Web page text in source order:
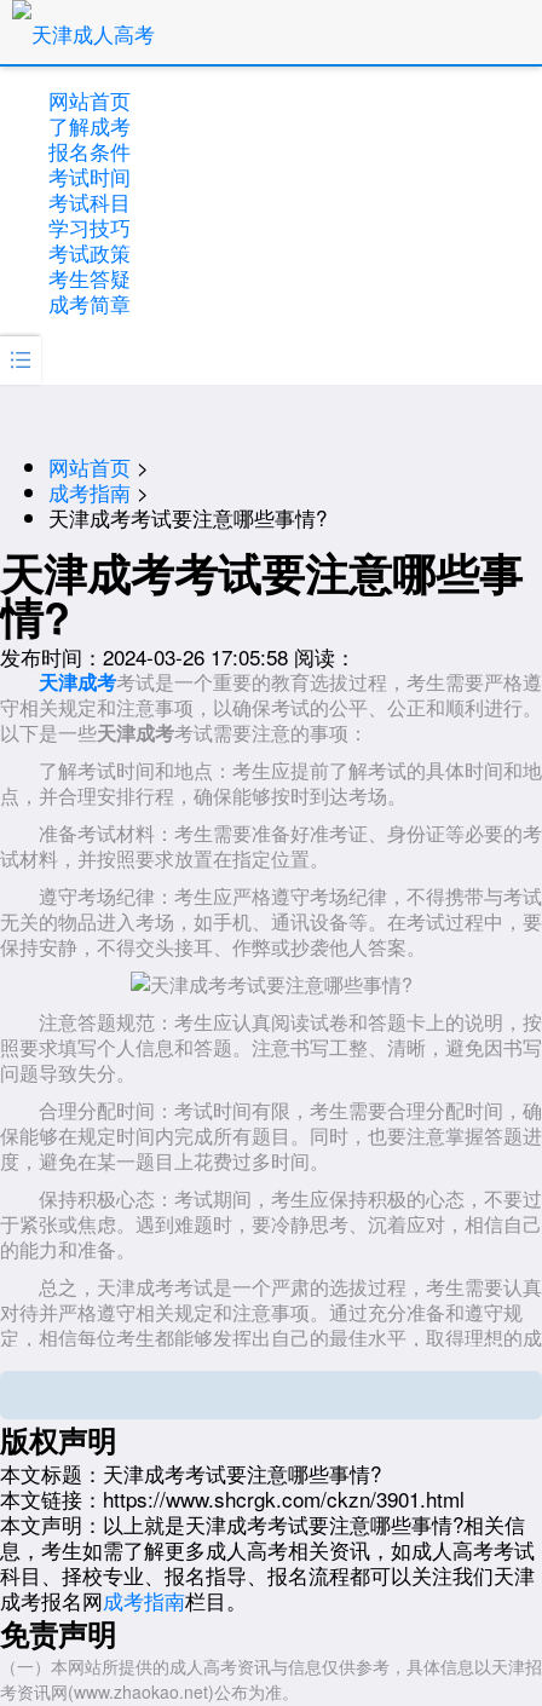
网站首页
了解成考
报名条件
考试时间
考试科目
学习技巧
考试政策
考生答疑
成考简章

网站首页 >
成考指南 >
天津成考考试要注意哪些事情?
天津成考考试要注意哪些事
情?
发布时间：2024-03-26 17:05:58 阅读：
天津成考考试是一个重要的教育选拔过程，考生需要严格遵
守相关规定和注意事项，以确保考试的公平、公正和顺利进行。
以下是一些天津成考考试需要注意的事项：
了解考试时间和地点：考生应提前了解考试的具体时间和地
点，并合理安排行程，确保能够按时到达考场。
准备考试材料：考生需要准备好准考证、身份证等必要的考
试材料，并按照要求放置在指定位置。
遵守考场纪律：考生应严格遵守考场纪律，不得携带与考试
无关的物品进入考场，如手机、通讯设备等。在考试过程中，要
保持安静，不得交头接耳、作弊或抄袭他人答案。
注意答题规范：考生应认真阅读试卷和答题卡上的说明，按
照要求填写个人信息和答题。注意书写工整、清晰，避免因书写
问题导致失分。
合理分配时间：考试时间有限，考生需要合理分配时间，确
保能够在规定时间内完成所有题目。同时，也要注意掌握答题进
度，避免在某一题目上花费过多时间。
保持积极心态：考试期间，考生应保持积极的心态，不要过
于紧张或焦虑。遇到难题时，要冷静思考、沉着应对，相信自己
的能力和准备。
总之，天津成考考试是一个严肃的选拔过程，考生需要认真
对待并严格遵守相关规定和注意事项。通过充分准备和遵守规
定，相信每位考生都能够发挥出自己的最佳水平，取得理想的成
进行报名，填写相关信息后，会有老师主动联系核对信息，也可
以和老师一对一交流实际情况，老师会给出相应的学历提升规
划。
展开全文
版权声明
本文标题： 天津成考考试要注意哪些事情?
本文链接： https://www.shcrgk.com/ckzn/3901.html
本文声明： 以上就是天津成考考试要注意哪些事情?相关信
息，考生如需了解更多成人高考相关资讯，如成人高考考试
科目、择校专业、报名指导、报名流程都可以关注我们天津
成考报名网成考指南栏目。
免责声明
（一）本网站所提供的成人高考资讯与信息仅供参考，具体信息以天津招
考资讯网(www.zhaokao.net)公布为准。